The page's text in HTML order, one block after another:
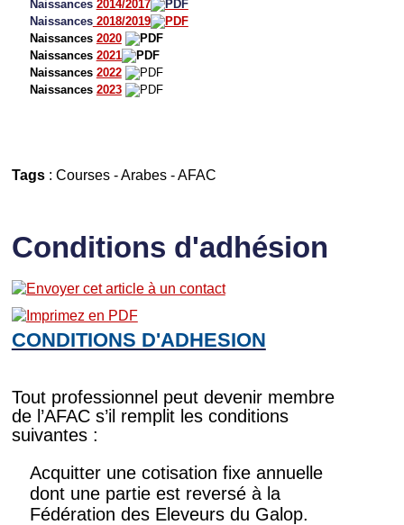
Naissances 2014/2017
Naissances2018/2019
Naissances 2020
Naissances 2021
Naissances 2022
Naissances 2023
Tags: Courses-Arabes-AFAC
Conditions d'adhésion
CONDITIONS D'ADHESION
Tout professionnel peut devenir membre
de l’AFAC s’il remplit les conditions
suivantes :
Acquitter une cotisation fixe annuelle
dont une partie est reversé à la
Fédération des Eleveurs du Galop.